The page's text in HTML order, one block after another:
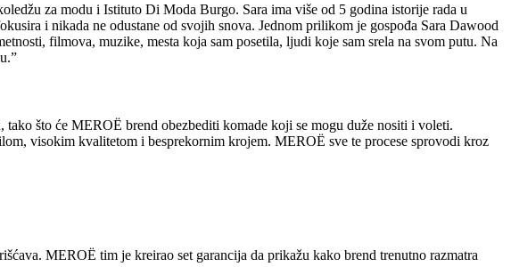
za modu i Istituto Di Moda Burgo. Sara ima više od 5 godina istorije rada u
i nikada ne odustane od svojih snova. Jednom prilikom je gospođa Sara Dawood
filmova, muzike, mesta koja sam posetila, ljudi koje sam srela na svom putu. Na
što će MEROË brend obezbediti komade koji se mogu duže nositi i voleti.
visokim kvalitetom i besprekornim krojem. MEROË sve te procese sprovodi kroz
MEROË tim je kreirao set garancija da prikažu kako brend trenutno razmatra